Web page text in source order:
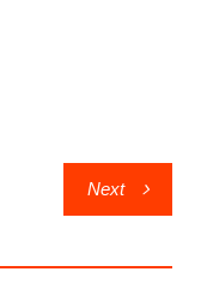
Next